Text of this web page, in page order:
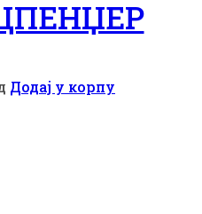
Додај у корпу